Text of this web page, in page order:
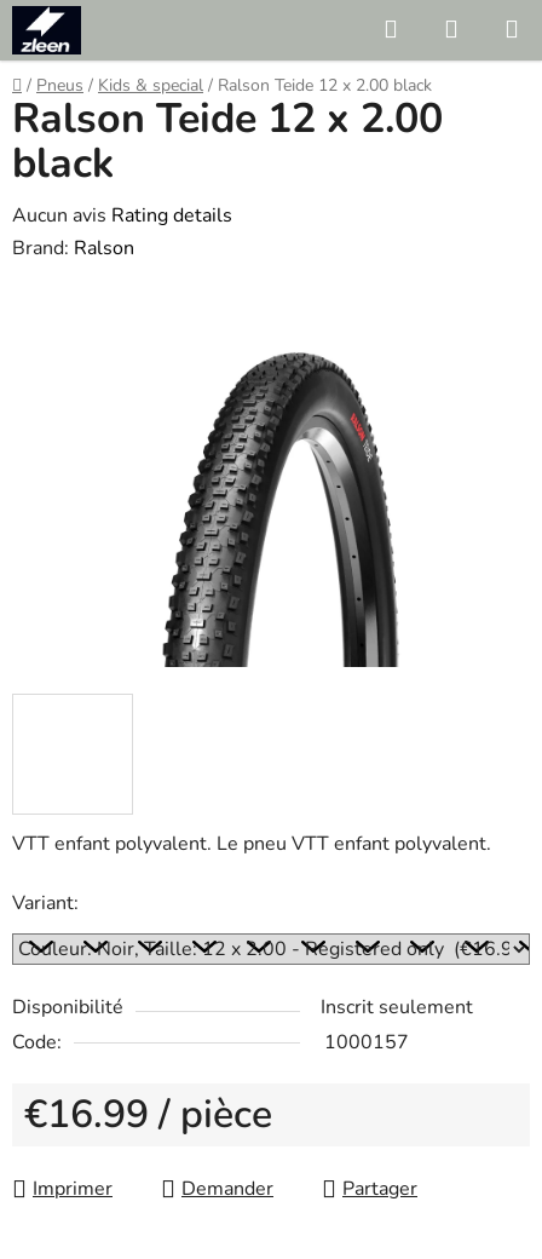
Skip
content
Search
CART
Home
/ Pneus / Kids & special / Ralson Teide 12 x 2.00 black
VTT enfant polyvalent. Le pneu VTT enfant polyvalent.
Variant:
Disponibilité
Inscrit seulement
Code:
1000157
€16.99/ pièce
Imprimer
Demander Partager
Ralson Teide 12 x 2.00
black
The
average
Aucun avis Rating details
Brand: Ralson